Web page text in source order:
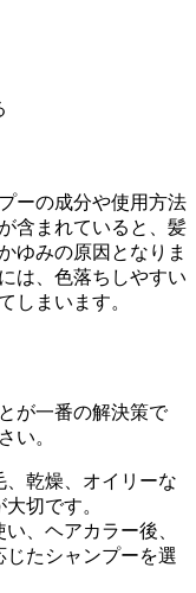
ーの成分や使用方法
含まれていると、髪
ゆみの原因となりま
は、色落ちしやすい
しまいます。
が一番の解決策で
い。
、乾燥、オイリーな
切です。
い、ヘアカラー後、
じたシャンプーを選